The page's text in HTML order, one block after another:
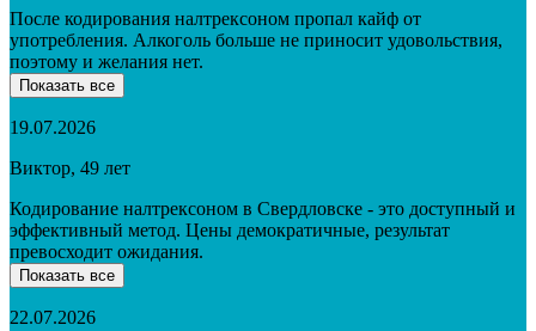
После кодирования налтрексоном пропал кайф от
употребления. Алкоголь больше не приносит удовольствия,
поэтому и желания нет.
Показать все
19.07.2026
Виктор, 49 лет
Кодирование налтрексоном в Свердловске - это доступный и
эффективный метод. Цены демократичные, результат
превосходит ожидания.
Показать все
22.07.2026